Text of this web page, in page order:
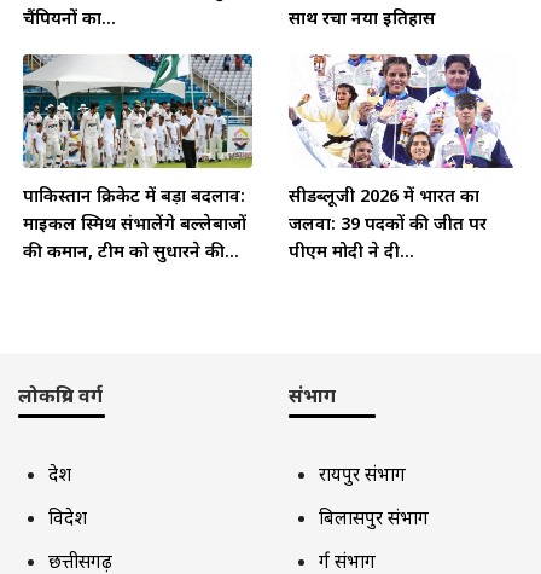
चैंपियनों का...
साथ रचा नया इतिहास
पाकिस्तान क्रिकेट में बड़ा बदलाव:
माइकल स्मिथ संभालेंगे बल्लेबाजों
की कमान, टीम को सुधारने की...
सीडब्लूजी 2026 में भारत का
जलवा: 39 पदकों की जीत पर
पीएम मोदी ने दी...
लोकप्रिय वर्ग
देश
विदेश
छत्तीसगढ़
संभाग
रायपुर संभाग
बिलासपुर संभाग
दुर्ग संभाग